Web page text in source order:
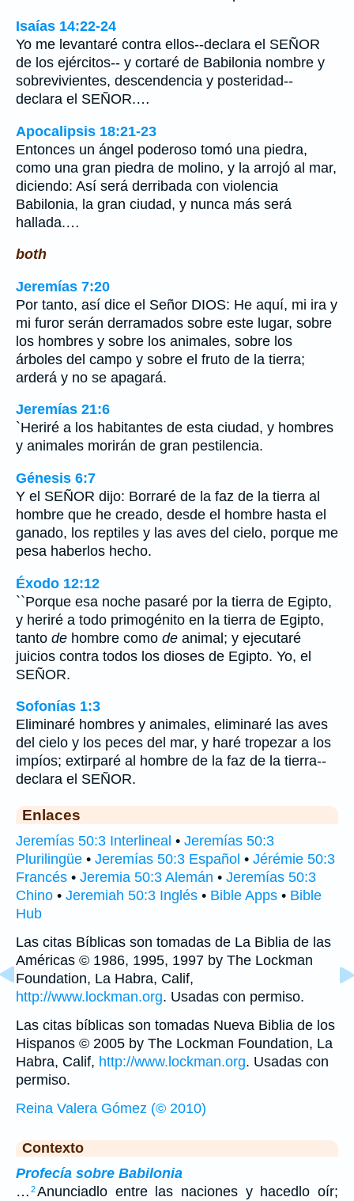
Isaías 14:22-24
Yo me levantaré contra ellos--declara el SEÑOR
de los ejércitos-- y cortaré de Babilonia nombre y
sobrevivientes, descendencia y posteridad--
declara el SEÑOR.…
Apocalipsis 18:21-23
Entonces un ángel poderoso tomó una piedra,
como una gran piedra de molino, y la arrojó al mar,
diciendo: Así será derribada con violencia
Babilonia, la gran ciudad, y nunca más será
hallada.…
both
Jeremías 7:20
Por tanto, así dice el Señor DIOS: He aquí, mi ira y
mi furor serán derramados sobre este lugar, sobre
los hombres y sobre los animales, sobre los
árboles del campo y sobre el fruto de la tierra;
arderá y no se apagará.
Jeremías 21:6
`Heriré a los habitantes de esta ciudad, y hombres
y animales morirán de gran pestilencia.
Génesis 6:7
Y el SEÑOR dijo: Borraré de la faz de la tierra al
hombre que he creado, desde el hombre hasta el
ganado, los reptiles y las aves del cielo, porque me
pesa haberlos hecho.
Éxodo 12:12
``Porque esa noche pasaré por la tierra de Egipto,
y heriré a todo primogénito en la tierra de Egipto,
tanto de hombre como de animal; y ejecutaré
juicios contra todos los dioses de Egipto. Yo, el
SEÑOR.
Sofonías 1:3
Eliminaré hombres y animales, eliminaré las aves
del cielo y los peces del mar, y haré tropezar a los
impíos; extirparé al hombre de la faz de la tierra--
declara el SEÑOR.
Enlaces
Jeremías 50:3 Interlineal • Jeremías 50:3
Plurilingüe • Jeremías 50:3 Español • Jérémie 50:3
Francés • Jeremia 50:3 Alemán • Jeremías 50:3
Chino • Jeremiah 50:3 Inglés • Bible Apps • Bible
Hub
Las citas Bíblicas son tomadas de La Biblia de las
Américas © 1986, 1995, 1997 by The Lockman
Foundation, La Habra, Calif,
http://www.lockman.org. Usadas con permiso.
Las citas bíblicas son tomadas Nueva Biblia de los
Hispanos © 2005 by The Lockman Foundation, La
Habra, Calif, http://www.lockman.org. Usadas con
permiso.
Reina Valera Gómez (© 2010)
Contexto
Profecía sobre Babilonia
… 2Anunciadlo entre las naciones y hacedlo oír;